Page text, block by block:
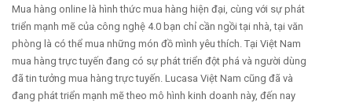
Mua hàng online là hình thức mua hàng hiện đại, cùng với sự phát
triển mạnh mẽ của công nghệ 4.0 bạn chỉ cần ngồi tại nhà, tại văn
phòng là có thể mua những món đồ mình yêu thích. Tại Việt Nam
mua hàng trực tuyến đang có sự phát triển đột phá và người dùng
đã tin tưởng mua hàng trực tuyến. Lucasa Việt Nam cũng đã và
đang phát triển mạnh mẽ theo mô hình kinh doanh này, đến nay